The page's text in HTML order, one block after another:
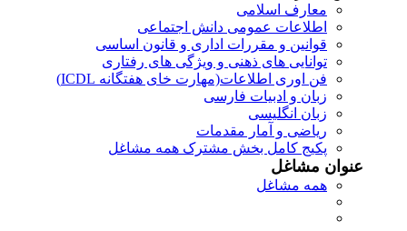
معارف اسلامی
اطلاعات عمومی دانش اجتماعی
قوانین و مقررات اداری و قانون اساسی
توانایی های ذهنی و ویژگی های رفتاری
فن اوری اطلاعات(مهارت خای هفتگانه ICDL)
زبان و ادبیات فارسی
زبان انگلیسی
ریاضی و آمار مقدمات
پکیج کامل بخش مشترک همه مشاغل
عنوان مشاغل
همه مشاغل